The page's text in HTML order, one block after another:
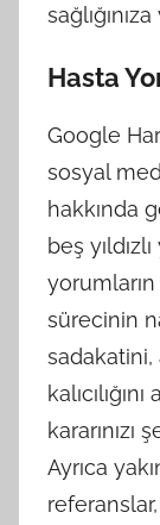
Hasta
Google
sosyal
hakkında
beş
sürecinin
sadakatini,
Ayrıca